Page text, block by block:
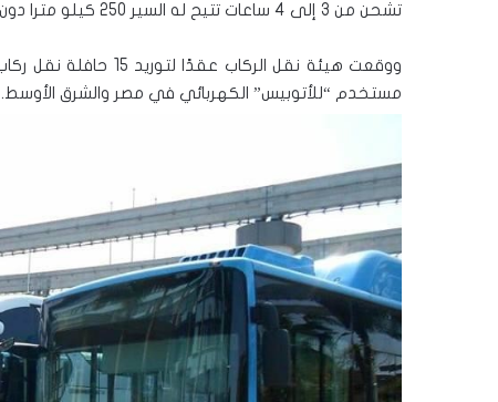
تشحن من 3 إلى 4 ساعات تتيح له السير 250 كيلو مترا دون تشغيل التكييف و210 كيلو متر في حالة تشغيل التكييف.
ووقعت هيئة نقل الركاب عقدًا لتوريد 15 حافلة نقل ركاب، تعمل بالكهرباء مع شركة “
مستخدم “للأتوبيس” الكهربائي في مصر والشرق الأوسط.